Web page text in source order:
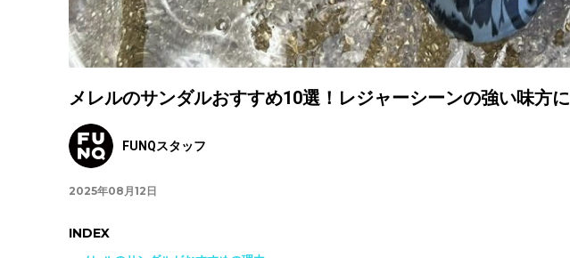
メレルのサンダルおすすめ10選！レジャーシーンの強い味方に
FUNQスタッフ
2025年08月12日
INDEX